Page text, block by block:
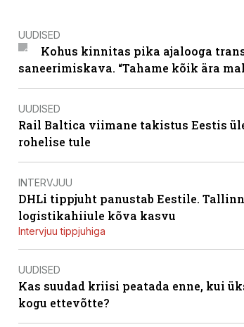
UUDISED
Kohus kinnitas pika ajalooga
saneerimiskava. “Tahame kõik ära
UUDISED
Rail Baltica viimane takistus Eestis
rohelise tule
INTERVJUU
DHLi tippjuht panustab Eestile.
logistikahiiule kõva kasvu
Intervjuu tippjuhiga
UUDISED
Kas suudad kriisi peatada enne, kui
kogu ettevõtte?